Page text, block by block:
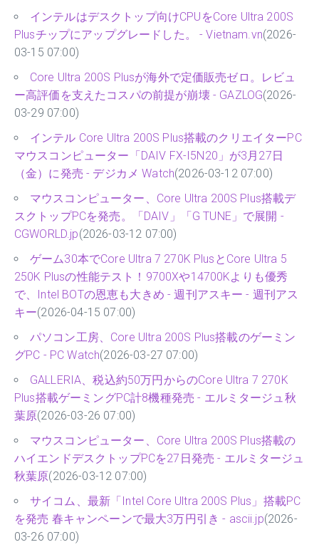
インテルはデスクトップ向けCPUをCore Ultra 200S
Plusチップにアップグレードした。 - Vietnam.vn(2026-
03-15 07:00)
Core Ultra 200S Plusが海外で定価販売ゼロ。レビュ
ー高評価を支えたコスパの前提が崩壊 - GAZLOG(2026-
03-29 07:00)
インテル Core Ultra 200S Plus搭載のクリエイターPC
マウスコンピューター「DAIV FX-I5N20」が3月27日
（金）に発売 - デジカメ Watch(2026-03-12 07:00)
マウスコンピューター、Core Ultra 200S Plus搭載デ
スクトップPCを発売。「DAIV」「G TUNE」で展開 -
CGWORLD.jp(2026-03-12 07:00)
ゲーム30本でCore Ultra 7 270K PlusとCore Ultra 5
250K Plusの性能テスト！9700Xや14700Kよりも優秀
で、Intel BOTの恩恵も大きめ - 週刊アスキー - 週刊アス
キー(2026-04-15 07:00)
パソコン工房、Core Ultra 200S Plus搭載のゲーミン
グPC - PC Watch(2026-03-27 07:00)
GALLERIA、税込約50万円からのCore Ultra 7 270K
Plus搭載ゲーミングPC計8機種発売 - エルミタージュ秋
葉原(2026-03-26 07:00)
マウスコンピューター、Core Ultra 200S Plus搭載の
ハイエンドデスクトップPCを27日発売 - エルミタージュ
秋葉原(2026-03-12 07:00)
サイコム、最新「Intel Core Ultra 200S Plus」搭載PC
を発売 春キャンペーンで最大3万円引き - ascii.jp(2026-
03-26 07:00)